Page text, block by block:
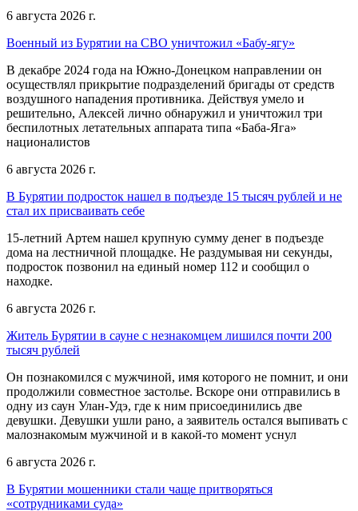
6 августа 2026 г.
Военный из Бурятии на СВО уничтожил «Бабу-ягу»
В декабре 2024 года на Южно-Донецком направлении он
осуществлял прикрытие подразделений бригады от средств
воздушного нападения противника. Действуя умело и
решительно, Алексей лично обнаружил и уничтожил три
беспилотных летательных аппарата типа «Баба-Яга»
националистов
6 августа 2026 г.
В Бурятии подросток нашел в подъезде 15 тысяч рублей и не
стал их присваивать себе
15-летний Артем нашел крупную сумму денег в подъезде
дома на лестничной площадке. Не раздумывая ни секунды,
подросток позвонил на единый номер 112 и сообщил о
находке.
6 августа 2026 г.
Житель Бурятии в сауне с незнакомцем лишился почти 200
тысяч рублей
Он познакомился с мужчиной, имя которого не помнит, и они
продолжили совместное застолье. Вскоре они отправились в
одну из саун Улан-Удэ, где к ним присоединились две
девушки. Девушки ушли рано, а заявитель остался выпивать с
малознакомым мужчиной и в какой-то момент уснул
6 августа 2026 г.
В Бурятии мошенники стали чаще притворяться
«сотрудниками суда»